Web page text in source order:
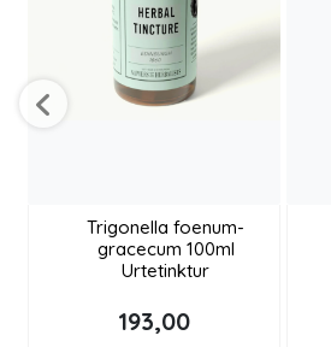
Trigonella foenum-
gracecum 100ml
Urtetinktur
193,00